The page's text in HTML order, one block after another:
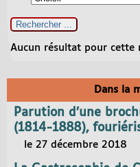
Aucun résultat pour cette
Dans la
Parution d’une
(1814-1888),
le 27 décembre 2018